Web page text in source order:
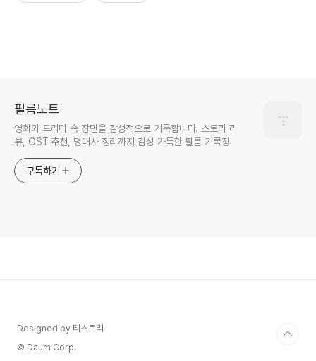
필름노트
영화와 드라마 속 장면을 감성적으로 기록합니다. 스토리 리
뷰, OST 추천, 명대사 정리까지 감성 가득한 필름 기록장
구독하기
Designed by 티스토리
© Daum Corp.